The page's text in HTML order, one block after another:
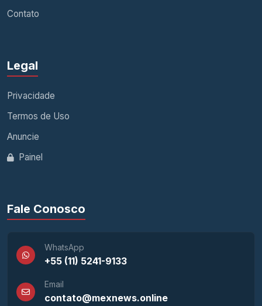
Contato
Legal
Privacidade
Termos de Uso
Anuncie
Painel
Fale Conosco
WhatsApp
+55 (11) 5241-9133
Email
contato@mexnews.online